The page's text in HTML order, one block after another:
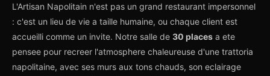
L'Artisan Napolitain n'est pas un grand restaurant impersonnel
: c'est un lieu de vie a taille humaine, ou chaque client est
accueilli comme un invite. Notre salle de 30 places a ete
pensee pour recreer l'atmosphere chaleureuse d'une trattoria
napolitaine, avec ses murs aux tons chauds, son eclairage